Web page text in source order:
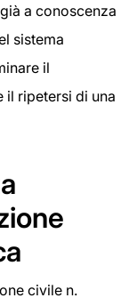
a conoscenza
sistema
il
il ripetersi di una
civile n.